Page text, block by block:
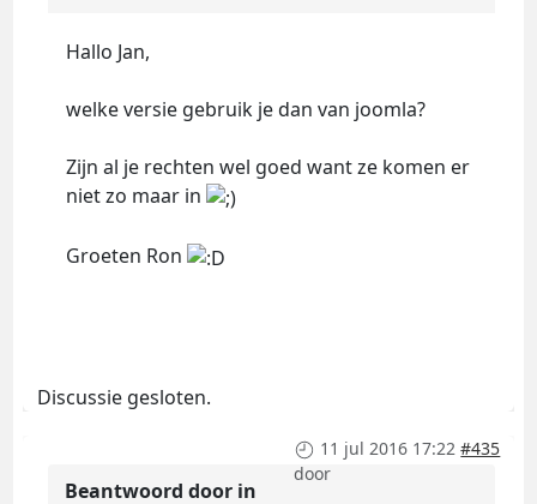
Hallo Jan,
welke versie gebruik je dan van joomla?
Zijn al je rechten wel goed want ze komen er
niet zo maar in
Groeten Ron
Discussie gesloten.
11 jul 2016 17:22 #435
door
Beantwoord door in